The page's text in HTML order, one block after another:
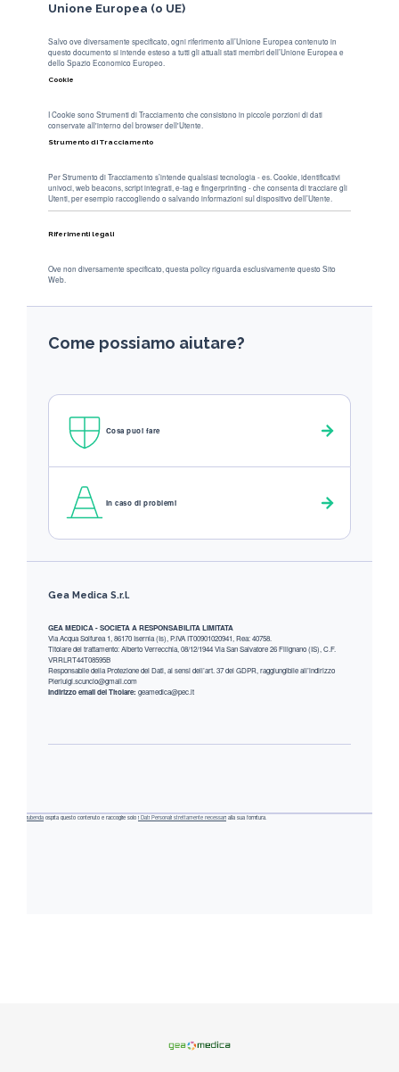
Unione Europea (o UE)
Salvo ove diversamente specificato, ogni riferimento all’Unione Europea contenuto in
questo documento si intende esteso a tutti gli attuali stati membri dell’Unione Europea e
dello Spazio Economico Europeo.
Cookie
I Cookie sono Strumenti di Tracciamento che consistono in piccole porzioni di dati
conservate all'interno del browser dell'Utente.
Strumento di Tracciamento
Per Strumento di Tracciamento s’intende qualsiasi tecnologia - es. Cookie, identificativi
univoci, web beacons, script integrati, e-tag e fingerprinting - che consenta di tracciare gli
Utenti, per esempio raccogliendo o salvando informazioni sul dispositivo dell’Utente.
Riferimenti legali
Ove non diversamente specificato, questa policy riguarda esclusivamente questo Sito
Web.
Come possiamo aiutare?
Cosa puoi fare
In caso di problemi
Gea Medica S.r.l.
GEA MEDICA - SOCIETA A RESPONSABILITA LIMITATA
Via Acqua Solfurea 1, 86170 Isernia (Is), P.IVA IT00901020941, Rea: 40758.
Titolare del trattamento: Alberto Verrecchia, 08/12/1944 Via San Salvatore 26 Filignano (IS), C.F.
VRRLRT44T08595B
Responsabile della Protezione dei Dati, ai sensi dell’art. 37 del GDPR, raggiungibile all’indirizzo
Pierluigi.scuncio@gmail.com
Indirizzo email del Titolare: geamedica@pec.it
iubenda ospita questo contenuto e raccoglie solo i Dati Personali strettamente necessari alla sua fornitura.